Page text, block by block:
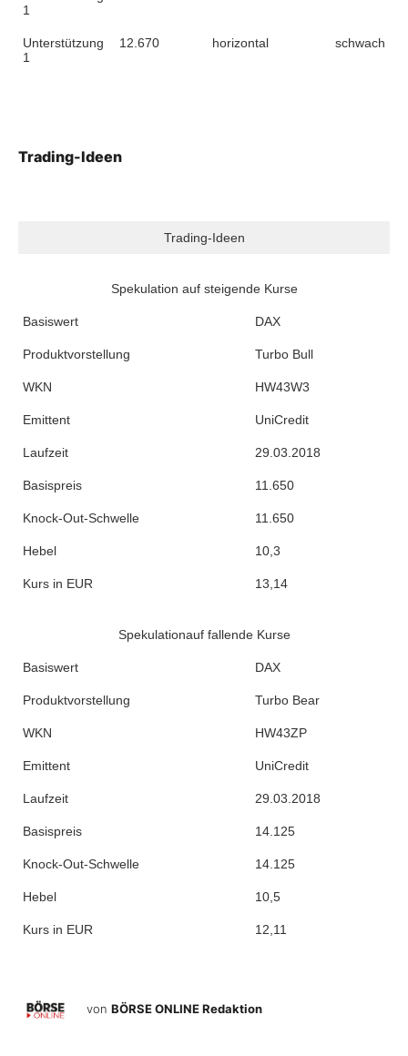
1
Unterstützung
1
12.670 horizontal schwach
Trading-Ideen
Trading-Ideen
Spekulation auf steigende Kurse
Basiswert DAX
Produktvorstellung Turbo Bull
WKN HW43W3
Emittent UniCredit
Laufzeit 29.03.2018
Basispreis 11.650
Knock-Out-Schwelle 11.650
Hebel 10,3
Kurs in EUR 13,14
Spekulationauf fallende Kurse
Basiswert DAX
Produktvorstellung Turbo Bear
WKN HW43ZP
Emittent UniCredit
Laufzeit 29.03.2018
Basispreis 14.125
Knock-Out-Schwelle 14.125
Hebel 10,5
Kurs in EUR 12,11
von BÖRSE ONLINE Redaktion